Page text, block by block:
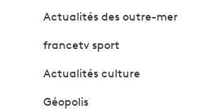
Actualités des outre-mer
francetv sport
Actualités culture
Géopolis